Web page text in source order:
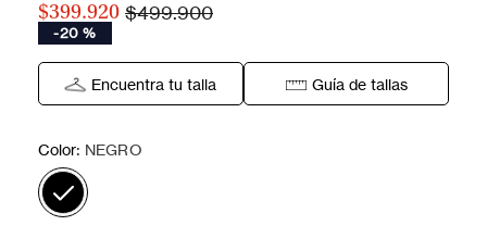
$399.920 $499.900
-20 %
Encuentra tu talla Guía de tallas
Color: NEGRO